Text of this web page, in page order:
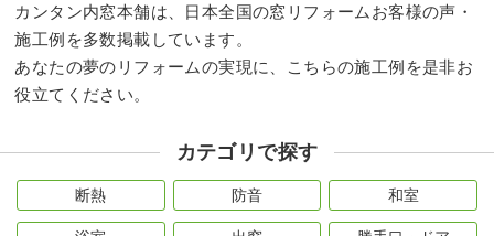
カンタン内窓本舗は、日本全国の窓リフォームお客様の声・
施工例を多数掲載しています。
あなたの夢のリフォームの実現に、こちらの施工例を是非お
役立てください。
カテゴリで探す
断熱 防音 和室